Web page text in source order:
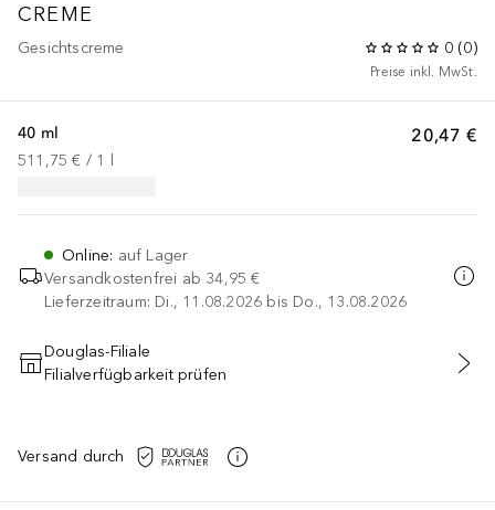
CREME
Gesichtscreme 0 (0)
Preise inkl. MwSt.
20,47 €
40 ml
511,75 € / 1
Online: auf Lager
Versandkostenfrei ab 34,95 €
Lieferzeitraum: Di., 11.08.2026 bis Do., 13.08.2026
IN DEN WARENKORB
Douglas-Filiale
Filialverfügbarkeit prüfen
Versand durch